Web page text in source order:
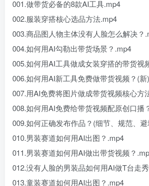
001.做带货必备的8款AI工具.mp4
002.服装穿搭核心选品方法.mp4
003.商品图人物主体没有人脸怎么解决？
004.如何用AI勾勒出带货场景？.mp4
005.如何用AI工具做成女装穿搭的带货视
006.如何用AI新工具免费做带货视频？(
007.用AI免费将图片做成带货视频核心方
008.如何用AI免费给带货视频配原创口播
009.如何正确发布作品？(细节、规范、
010.男装赛道如何用AI出图？.mp4
011.男装赛道如何用AI做出带货视频？
012.没有人脸的男装品如何用AI做T台走
013.童装赛道如何用AI出图？.mp4